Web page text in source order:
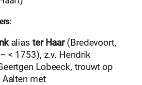
alias ter Haar(Bredevoort,
< 1753), z.v. Hendrik
Lobeeck, trouwt op
met